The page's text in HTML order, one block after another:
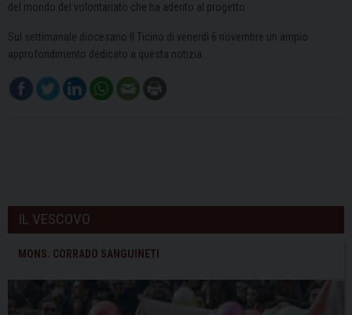
del mondo del volontariato che ha aderito al progetto.
Sul settimanale diocesano Il Ticino di venerdì 6 novembre un ampio
approfondimento dedicato a questa notizia.
IL VESCOVO
MONS. CORRADO SANGUINETI